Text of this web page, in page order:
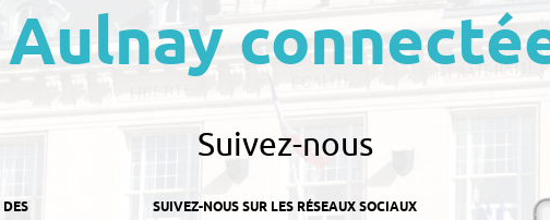
Aulnay
Suivez-nous
SUIVEZ-NOUS SUR LES RÉSEAUX SOCIAUX